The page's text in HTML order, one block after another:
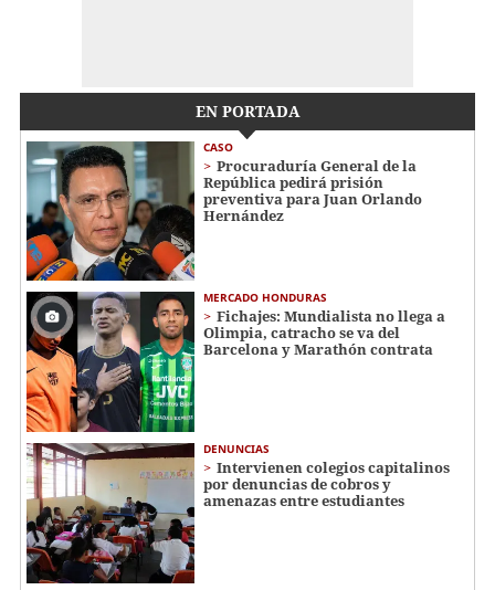
EN PORTADA
CASO
Procuraduría General de la
República pedirá prisión
preventiva para Juan Orlando
Hernández
MERCADO HONDURAS
Fichajes: Mundialista no llega a
Olimpia, catracho se va del
Barcelona y Marathón contrata
DENUNCIAS
Intervienen colegios capitalinos
por denuncias de cobros y
amenazas entre estudiantes